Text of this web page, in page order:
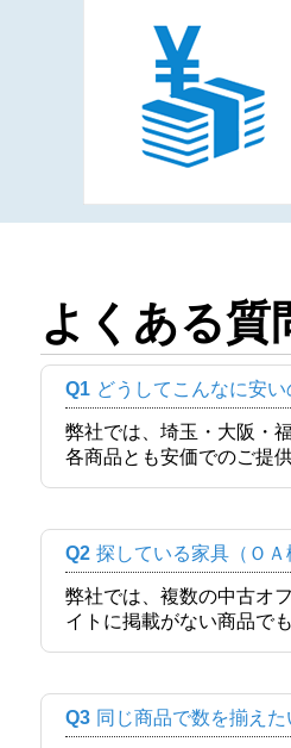
よくある質
Q1 どうしてこんなに安い
弊社では、埼玉・大阪・
各商品とも安価でのご提
Q2 探している家具（Ｏ
弊社では、複数の中古オ
イトに掲載がない商品で
Q3 同じ商品で数を揃え